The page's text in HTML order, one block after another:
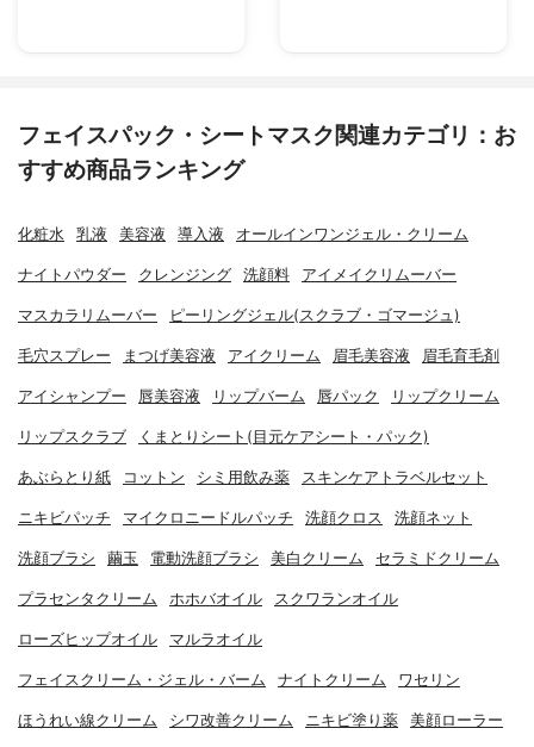
フェイスパック・シートマスク関連カテゴリ：お
すすめ商品ランキング
化粧水 乳液 美容液 導入液 オールインワンジェル・クリーム
ナイトパウダー クレンジング 洗顔料 アイメイクリムーバー
マスカラリムーバー ピーリングジェル(スクラブ・ゴマージュ)
毛穴スプレー まつげ美容液 アイクリーム 眉毛美容液 眉毛育毛剤
アイシャンプー 唇美容液 リップバーム 唇パック リップクリーム
リップスクラブ くまとりシート(目元ケアシート・パック)
あぶらとり紙 コットン シミ用飲み薬 スキンケアトラベルセット
ニキビパッチ マイクロニードルパッチ 洗顔クロス 洗顔ネット
洗顔ブラシ 繭玉 電動洗顔ブラシ 美白クリーム セラミドクリーム
プラセンタクリーム ホホバオイル スクワランオイル
ローズヒップオイル マルラオイル
フェイスクリーム・ジェル・バーム ナイトクリーム ワセリン
ほうれい線クリーム シワ改善クリーム ニキビ塗り薬 美顔ローラー